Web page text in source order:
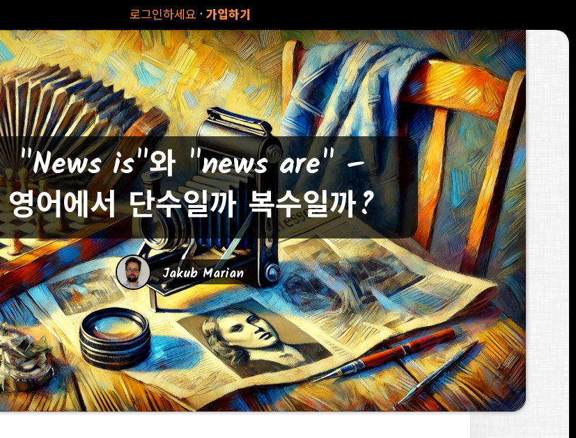
로그인하세요 · 가입하기
"News is"와 "news are" –
영어에서 단수일까 복수일까?
Jakub Marian